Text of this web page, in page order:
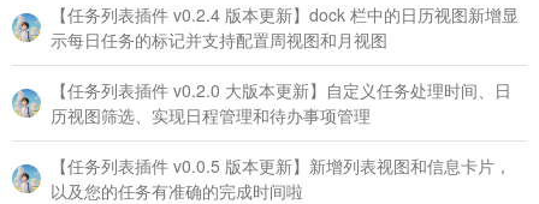
【任务列表插件 v0.2.4 版本更新】dock 栏中的日历视图新增显
示每日任务的标记并支持配置周视图和月视图
【任务列表插件 v0.2.0 大版本更新】自定义任务处理时间、日
历视图筛选、实现日程管理和待办事项管理
【任务列表插件 v0.0.5 版本更新】新增列表视图和信息卡片，
以及您的任务有准确的完成时间啦